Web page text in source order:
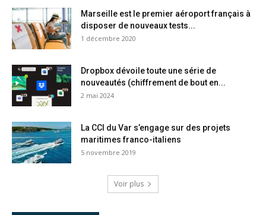
Marseille est le premier aéroport français à
disposer de nouveaux tests...
1 décembre 2020
Dropbox dévoile toute une série de
nouveautés (chiffrement de bout en...
2 mai 2024
La CCI du Var s’engage sur des projets
maritimes franco-italiens
5 novembre 2019
Voir plus